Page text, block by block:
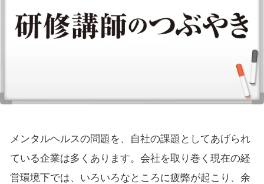
メンタルヘルスの問題を、自社の課題としてあげられ
ている企業は多くあります。会社を取り巻く現在の経
営環境下では、いろいろなところに疲弊が起こり、余